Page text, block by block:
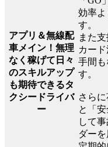
アプリ＆無線配
車メイン！無理
なく稼げて日々
のスキルアップ
も期待できるタ
クシードライバ
ー
効率よ
す。
また
カー
手間
す。
さら
と「
して
ダー